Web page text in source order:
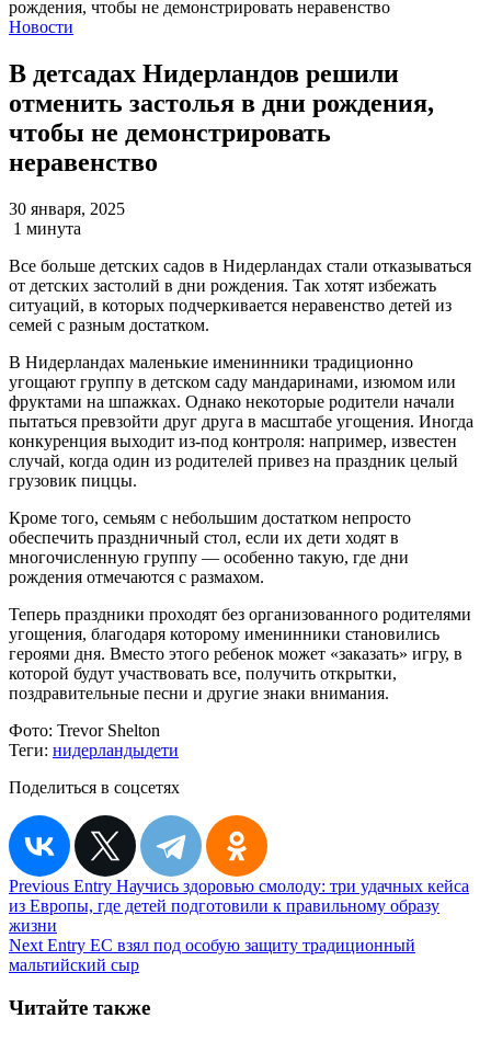
Новости
В детсадах Нидерландов решили
отменить застолья в дни рождения,
чтобы не демонстрировать
неравенство
30 января, 2025
1 минута
Все больше детских садов в Нидерландах стали отказываться
от детских застолий в дни рождения. Так хотят избежать
ситуаций, в которых подчеркивается неравенство детей из
семей с разным достатком.
В Нидерландах маленькие именинники традиционно
угощают группу в детском саду мандаринами, изюмом или
фруктами на шпажках. Однако некоторые родители начали
пытаться превзойти друг друга в масштабе угощения. Иногда
конкуренция выходит из-под контроля: например, известен
случай, когда один из родителей привез на праздник целый
грузовик пиццы.
Кроме того, семьям с небольшим достатком непросто
обеспечить праздничный стол, если их дети ходят в
многочисленную группу — особенно такую, где дни
рождения отмечаются с размахом.
Теперь праздники проходят без организованного родителями
угощения, благодаря которому именинники становились
героями дня. Вместо этого ребенок может «заказать» игру, в
которой будут участвовать все, получить открытки,
поздравительные песни и другие знаки внимания.
Фото: Trevor Shelton
Теги: нидерландыдети
Поделиться в соцсетях
Навигация
по
записям
Previous Entry Научись здоровью смолоду: три удачных кейса
из Европы, где детей подготовили к правильному образу
жизни
Next Entry ЕС взял под особую защиту традиционный
мальтийский сыр
Читайте также